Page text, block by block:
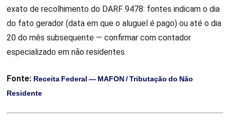
exato de recolhimento do DARF 9478: fontes indicam o dia
do fato gerador (data em que o aluguel é pago) ou até o dia
20 do mês subsequente — confirmar com contador
especializado em não residentes.
Fonte: Receita Federal — MAFON / Tributação do Não
Residente